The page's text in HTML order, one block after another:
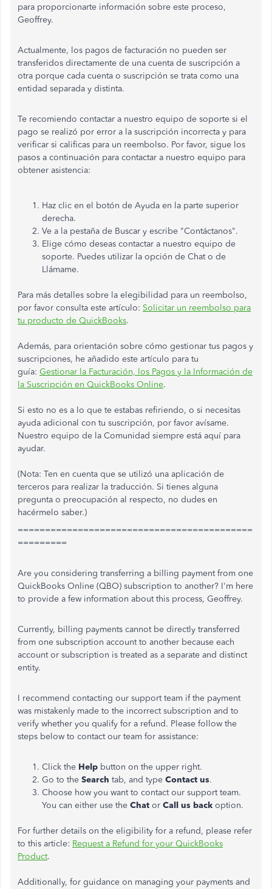
para proporcionarte información sobre este proceso,
Geoffrey.
Actualmente, los pagos de facturación no pueden ser
transferidos directamente de una cuenta de suscripción a
otra porque cada cuenta o suscripción se trata como una
entidad separada y distinta.
Te recomiendo contactar a nuestro equipo de soporte si el
pago se realizó por error a la suscripción incorrecta y para
verificar si calificas para un reembolso. Por favor, sigue los
pasos a continuación para contactar a nuestro equipo para
obtener asistencia:
Haz clic en el botón de Ayuda en la parte superior
derecha.
Ve a la pestaña de Buscar y escribe "Contáctanos".
Elige cómo deseas contactar a nuestro equipo de
soporte. Puedes utilizar la opción de Chat o de
Llámame.
Para más detalles sobre la elegibilidad para un reembolso,
por favor consulta este artículo: Solicitar un reembolso para
tu producto de QuickBooks.
Además, para orientación sobre cómo gestionar tus pagos y
suscripciones, he añadido este artículo para tu
guía: Gestionar la Facturación, los Pagos y la Información de
la Suscripción en QuickBooks Online.
Si esto no es a lo que te estabas refiriendo, o si necesitas
ayuda adicional con tu suscripción, por favor avísame.
Nuestro equipo de la Comunidad siempre está aquí para
ayudar.
(Nota: Ten en cuenta que se utilizó una aplicación de
terceros para realizar la traducción. Si tienes alguna
pregunta o preocupación al respecto, no dudes en
hacérmelo saber.)
===========================================
=========
Are you considering transferring a billing payment from one
QuickBooks Online (QBO) subscription to another? I'm here
to provide a few information about this process, Geoffrey.
Currently, billing payments cannot be directly transferred
from one subscription account to another because each
account or subscription is treated as a separate and distinct
entity.
I recommend contacting our support team if the payment
was mistakenly made to the incorrect subscription and to
verify whether you qualify for a refund. Please follow the
steps below to contact our team for assistance:
Click the Help button on the upper right.
Go to the Search tab, and type Contact us.
Choose how you want to contact our support team.
You can either use the Chat or Call us back option.
For further details on the eligibility for a refund, please refer
to this article: Request a Refund for your QuickBooks
Product.
Additionally, for guidance on managing your payments and